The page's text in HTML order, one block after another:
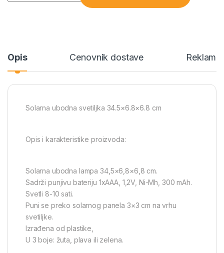
Opis Cenovnik dostave
Solarna ubodna svetiljka 34.5×6.8×6.8 cm
Opis i karakteristike proizvoda:
Solarna ubodna lampa 34,5×6,8×6,8 cm.
Sadrži punjivu bateriju 1xAAA, 1,2V, Ni-Mh, 300 mAh.
Svetli 8-10 sati.
Puni se preko solarnog panela 3×3 cm na vrhu
svetiljke.
Izrađena od plastike,
U 3 boje: žuta, plava ili zelena.